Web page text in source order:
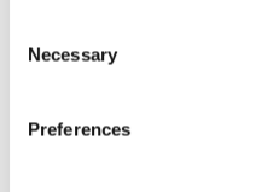
Selection
Necessary
Preferences
Des minutes